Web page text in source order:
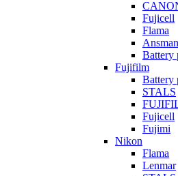
Fujicell
Flama
Battery
Fujifilm
Battery
STALS
Fujicell
Fujimi
Nikon
Flama
Lenmar